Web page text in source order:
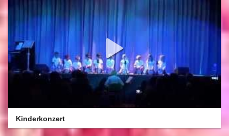
Kinderkonzert